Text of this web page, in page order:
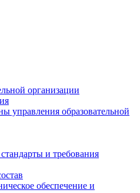
организации
управления образовательной
и требования
обеспечение и